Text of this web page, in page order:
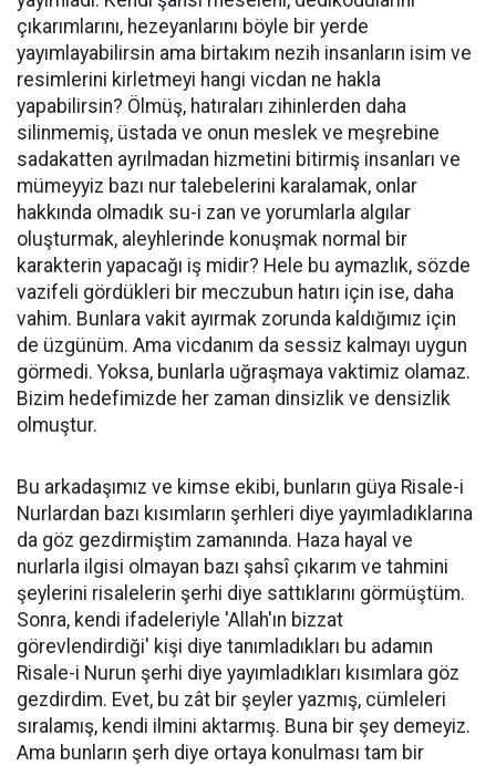
çıkarımlarını, hezeyanlarını böyle bir yerde
yayımlayabilirsin ama birtakım nezih insanların isim ve
resimlerini kirletmeyi hangi vicdan ne hakla
yapabilirsin? Ölmüş, hatıraları zihinlerden daha
silinmemiş, üstada ve onun meslek ve meşrebine
sadakatten ayrılmadan hizmetini bitirmiş insanları ve
mümeyyiz bazı nur talebelerini karalamak, onlar
hakkında olmadık su-i zan ve yorumlarla algılar
oluşturmak, aleyhlerinde konuşmak normal bir
karakterin yapacağı iş midir? Hele bu aymazlık, sözde
vazifeli gördükleri bir meczubun hatırı için ise, daha
vahim. Bunlara vakit ayırmak zorunda kaldığımız için
de üzgünüm. Ama vicdanım da sessiz kalmayı uygun
görmedi. Yoksa, bunlarla uğraşmaya vaktimiz olamaz.
Bizim hedefimizde her zaman dinsizlik ve densizlik
olmuştur.
Bu arkadaşımız ve kimse ekibi, bunların güya Risale-i
Nurlardan bazı kısımların şerhleri diye yayımladıklarına
da göz gezdirmiştim zamanında. Haza hayal ve
nurlarla ilgisi olmayan bazı şahsî çıkarım ve tahmini
şeylerini risalelerin şerhi diye sattıklarını görmüştüm.
Sonra, kendi ifadeleriyle 'Allah'ın bizzat
görevlendirdiği' kişi diye tanımladıkları bu adamın
Risale-i Nurun şerhi diye yayımladıkları kısımlara göz
gezdirdim. Evet, bu zât bir şeyler yazmış, cümleleri
sıralamış, kendi ilmini aktarmış. Buna bir şey demeyiz.
Ama bunların şerh diye ortaya konulması tam bir